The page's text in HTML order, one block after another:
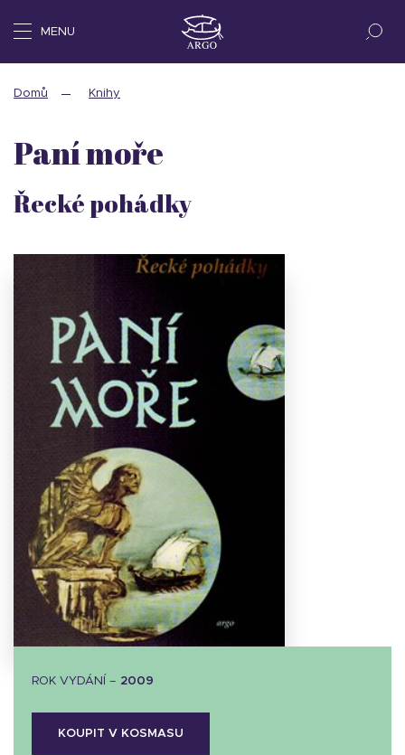
MENU
Domů Knihy
Paní moře
Řecké pohádky
ROK VYDÁNÍ – 2009
KOUPIT V KOSMASU